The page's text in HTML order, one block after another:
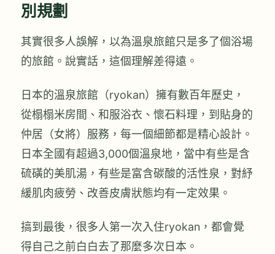
別規劃
其實很多人誤解，以為溫泉旅館只是多了個浴場
的旅館。說實話，這個理解差得遠。
日本的溫泉旅館（ryokan）擁有數百年歷史，
從榻榻米房間、和服浴衣、懷石料理，到貼身的
仲居（女將）服務，每一個細節都是精心設計。
日本全國有超過3,000個溫泉地，當中有些是含
硫磺的美肌湯，有些是富含碳酸的活性泉，對紓
緩肌肉疲勞、改善皮膚狀態均有一定效果。
搞到最後，很多人第一次入住ryokan，都會覺
得自己之前白白去了那麼多次日本。